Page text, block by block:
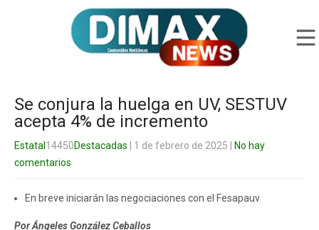
Se conjura la huelga en UV, SESTUV
acepta 4% de incremento
Estatal 14450Destacadas | 1 de febrero de 2025
No hay
comentarios
En breve iniciarán las negociaciones con el Fesapauv
Por Ángeles González Ceballos